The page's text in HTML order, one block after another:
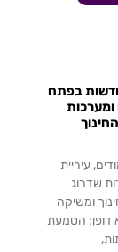
בפתח
ומערכות
עיריית
שדרוג
חינוך ומשיקה
דופן: הטמעת